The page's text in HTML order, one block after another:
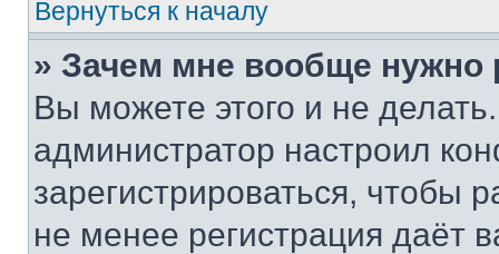
Вернуться к началу
» Зачем мне вообще нужно
Вы можете этого и не
администратор настроил
зарегистрироваться, чтобы
не менее регистрация даёт